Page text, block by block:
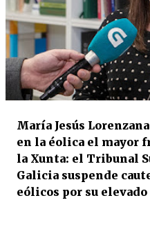
María Jesús
en la éolica el mayor
la Xunta: el Tribunal
Galicia suspende
eólicos por su